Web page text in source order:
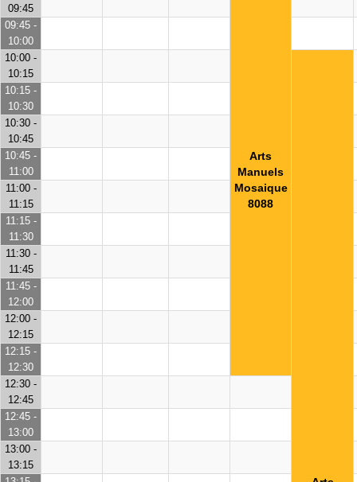
09:45
Arts
Manuels
Mosaique
8088
09:45 -
10:00
10:00 -
10:15
10:15 -
10:30
10:30 -
10:45
10:45 -
11:00
11:00 -
11:15
11:15 -
11:30
11:30 -
11:45
11:45 -
12:00
12:00 -
12:15
12:15 -
12:30
12:30 -
12:45
12:45 -
13:00
13:00 -
13:15